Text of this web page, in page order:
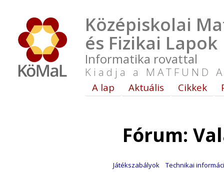
Középiskolai
és Fizikai Lapok
Informatika rovattal
Kiadja a MATFUND
A lap Aktuális Cikkek
Fórum:
Játékszabályok Technikai